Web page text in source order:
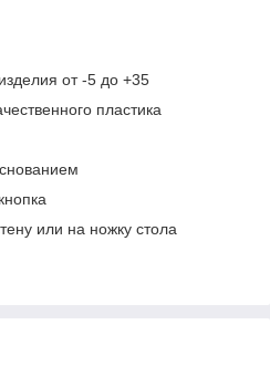
от -5 до +35
пластика
или на ножку стола